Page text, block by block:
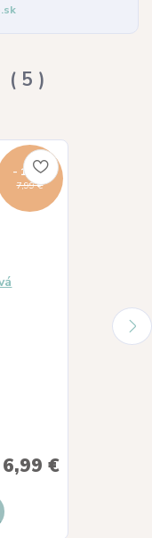
5
7,99 €
- 13 %
6,99 €